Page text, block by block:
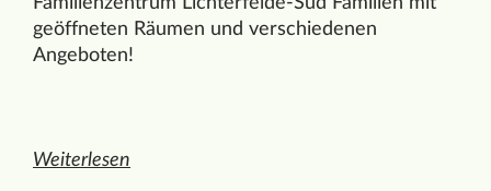
geöffneten Räumen und verschiedenen
Angeboten!
Weiterlesen
den ganzen Artikel "Familienangebote in der